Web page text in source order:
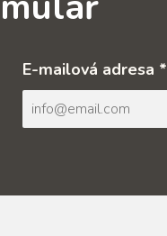
E-mailová adresa *